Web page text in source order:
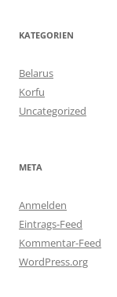
KATEGORIEN
Belarus
Korfu
Uncategorized
META
Anmelden
Eintrags-Feed
Kommentar-Feed
WordPress.org